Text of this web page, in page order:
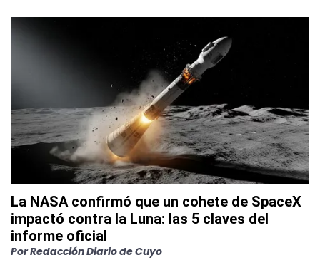
La NASA confirmó que un cohete de SpaceX
impactó contra la Luna: las 5 claves del
informe oficial
PorRedacción Diario de Cuyo